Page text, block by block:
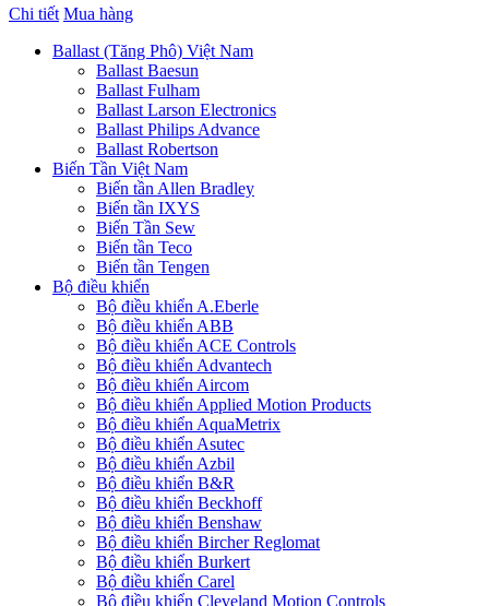
Chi tiết Mua hàng
Ballast (Tăng Phô) Việt Nam
Ballast Baesun
Ballast Fulham
Ballast Larson Electronics
Ballast Philips Advance
Ballast Robertson
Biến Tần Việt Nam
Biến tần Allen Bradley
Biến tần IXYS
Biến Tần Sew
Biến tần Teco
Biến tần Tengen
Bộ điều khiển
Bộ điều khiển A.Eberle
Bộ điều khiển ABB
Bộ điều khiển ACE Controls
Bộ điều khiển Advantech
Bộ điều khiển Aircom
Bộ điều khiển Applied Motion Products
Bộ điều khiển AquaMetrix
Bộ điều khiển Asutec
Bộ điều khiển Azbil
Bộ điều khiển B&R
Bộ điều khiển Beckhoff
Bộ điều khiển Benshaw
Bộ điều khiển Bircher Reglomat
Bộ điều khiển Burkert
Bộ điều khiển Carel
Bộ điều khiển Cleveland Motion Controls